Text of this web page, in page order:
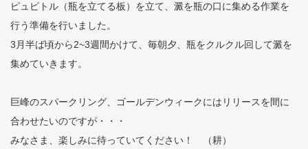
ピュピトル（瓶を立てる板）を立て、澱を瓶の口に集める作業を
行う準備を行いました。
3月半ば頃から2~3週間かけて、毎朝夕、瓶をクルクル回して澱を
集めていきます。
巨峰のスパークリング、ゴールデンウィークにはリリースを間に
合わせたいのですが・・・
みなさま、楽しみに待っていてください！ （耕）